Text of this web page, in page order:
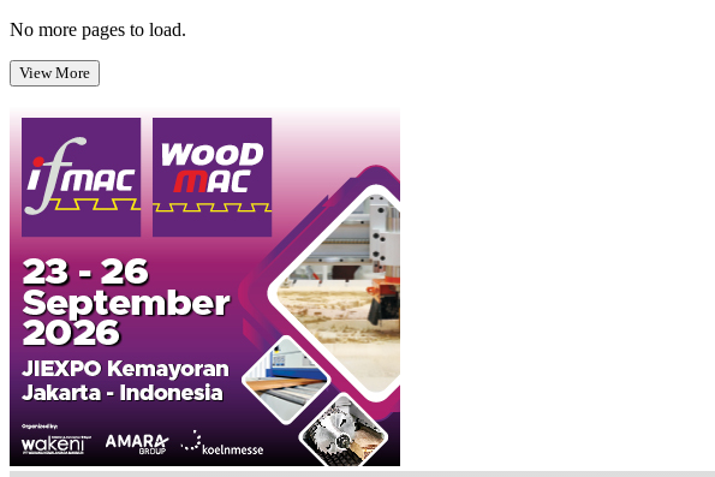
No more pages to load.
View More